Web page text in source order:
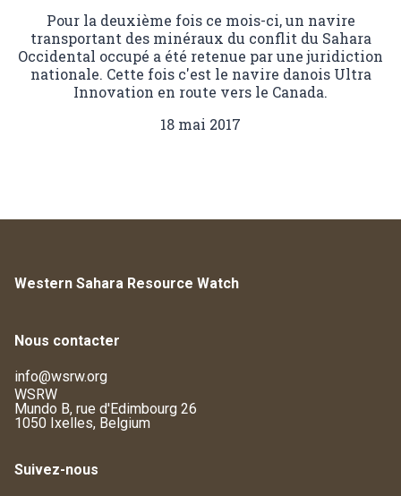
Pour la deuxième fois ce mois-ci, un navire
transportant des minéraux du conflit du Sahara
Occidental occupé a été retenue par une juridiction
nationale. Cette fois c'est le navire danois Ultra
Innovation en route vers le Canada.
18 mai 2017
Western Sahara Resource Watch
Nous contacter
info@wsrw.org
WSRW
Mundo B, rue d'Edimbourg 26
1050 Ixelles, Belgium
Suivez-nous